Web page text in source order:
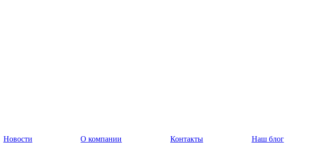
Новости О компании Контакты Наш блог